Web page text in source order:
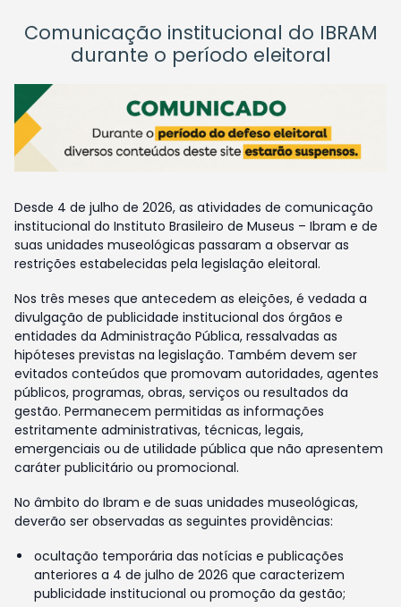
Comunicação institucional do IBRAM
durante o período eleitoral
Desde 4 de julho de 2026, as atividades de comunicação
institucional do Instituto Brasileiro de Museus – Ibram e de
suas unidades museológicas passaram a observar as
restrições estabelecidas pela legislação eleitoral.
Nos três meses que antecedem as eleições, é vedada a
divulgação de publicidade institucional dos órgãos e
entidades da Administração Pública, ressalvadas as
hipóteses previstas na legislação. Também devem ser
evitados conteúdos que promovam autoridades, agentes
públicos, programas, obras, serviços ou resultados da
gestão. Permanecem permitidas as informações
estritamente administrativas, técnicas, legais,
emergenciais ou de utilidade pública que não apresentem
caráter publicitário ou promocional.
No âmbito do Ibram e de suas unidades museológicas,
deverão ser observadas as seguintes providências:
ocultação temporária das notícias e publicações
anteriores a 4 de julho de 2026 que caracterizem
publicidade institucional ou promoção da gestão;